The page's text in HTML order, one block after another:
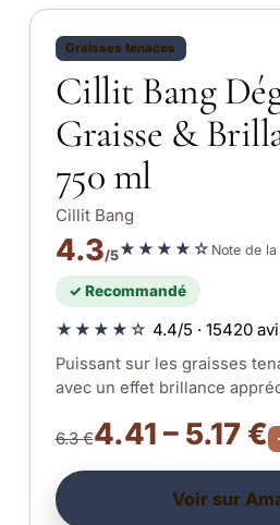
Graisses tenaces
Cillit Bang
Graisse &
750 ml
Cillit Bang
4.3/5★★★★☆ Note de
✓ Recommandé
★★★★☆ 4.4/5 · 15420
Puissant sur les graisses
avec un effet brillance
6.3 €4.41 – 5.17 €
Voir sur